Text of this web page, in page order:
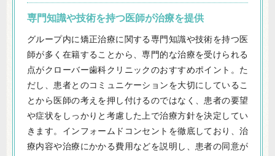
専門知識や技術を持つ医師が治療を提供
グループ内に矯正治療に関する専門知識や技術を持つ医
師が多く在籍することから、専門的な治療を受けられる
点がクローバー歯科クリニックのおすすめポイント。た
だし、患者とのコミュニケーションを大切にしているこ
とから医師の考えを押し付けるのではなく、患者の要望
や症状をしっかりと考慮した上で治療方針を決定してい
きます。インフォームドコンセントを徹底しており、治
療内容や治療にかかる費用などを説明し、患者の同意が